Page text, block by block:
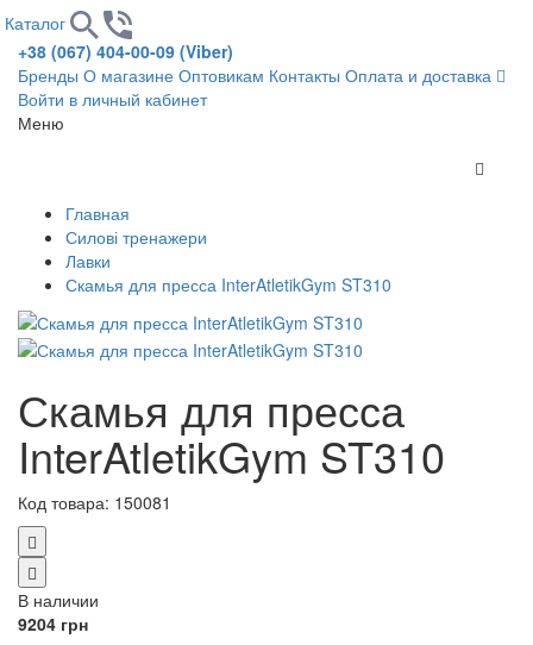
Каталог
+38 (067) 404-00-09 (Viber)
Бренды О магазине Оптовикам Контакты Оплата и доставка
Войти в личный кабинет
Меню
Главная
Силові тренажери
Лавки
Скамья для пресса InterAtletikGym ST310
Скамья для пресса
InterAtletikGym ST310
Код товара: 150081
В наличии
9204 грн